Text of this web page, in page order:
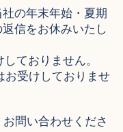
の年末年始・夏期
信をお休みいたし
ておりません。
お受けしておりませ
問い合わせくださ